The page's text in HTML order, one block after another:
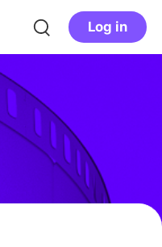
Log in